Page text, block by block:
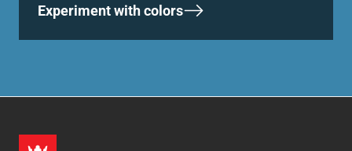
Experiment with colors